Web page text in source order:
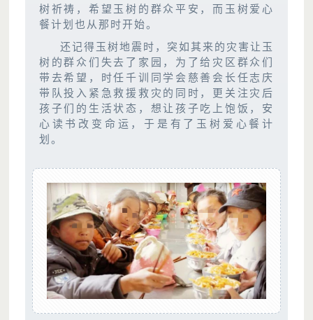
树祈祷，希望玉树的群众平安，而玉树爱心
餐计划也从那时开始。
还记得玉树地震时，突如其来的灾害让玉
树的群众们失去了家园，为了给灾区群众们
带去希望，时任千训同学会慈善会长任志庆
带队投入紧急救援救灾的同时，更关注灾后
孩子们的生活状态，想让孩子吃上饱饭，安
心读书改变命运，于是有了玉树爱心餐计
划。